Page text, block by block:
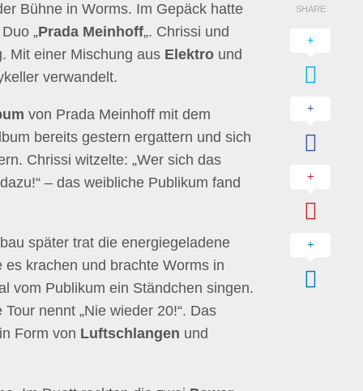
Bühne in Worms. Im Gepäck hatte
„Prada Meinhoff„. Chrissi und
Mit einer Mischung aus Elektro und
verwandelt.
von Prada Meinhoff mit dem
bereits gestern ergattern und sich
Chrissi witzelte: „Wer sich das
dazu!“ – das weibliche Publikum fand
später trat die energiegeladene
krachen und brachte Worms in
vom Publikum ein Ständchen singen.
nennt „Nie wieder 20!“. Das
Form von Luftschlangen und
SHARE